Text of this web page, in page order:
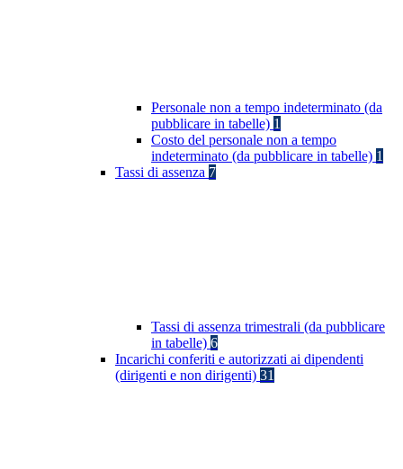
Personale non a tempo indeterminato (da
pubblicare in tabelle) 1
Costo del personale non a tempo
indeterminato (da pubblicare in tabelle) 1
Tassi di assenza 7
Tassi di assenza trimestrali (da pubblicare
in tabelle) 6
Incarichi conferiti e autorizzati ai dipendenti
(dirigenti e non dirigenti) 31